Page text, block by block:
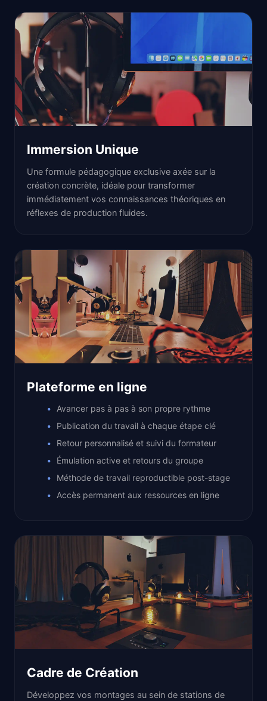
Immersion Unique
Une formule pédagogique exclusive axée sur la
création concrète, idéale pour transformer
immédiatement vos connaissances théoriques en
réflexes de production fluides.
Plateforme en ligne
Avancer pas à pas à son propre rythme
Publication du travail à chaque étape clé
Retour personnalisé et suivi du formateur
Émulation active et retours du groupe
Méthode de travail reproductible post-stage
Accès permanent aux ressources en ligne
Cadre de Création
Développez vos montages au sein de stations de